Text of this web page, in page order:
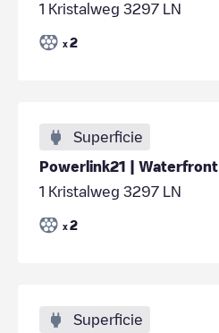
1 Kristalweg 3297 LN
x 2
Superficie
Powerlink21 | Waterfront
1 Kristalweg 3297 LN
x 2
Superficie